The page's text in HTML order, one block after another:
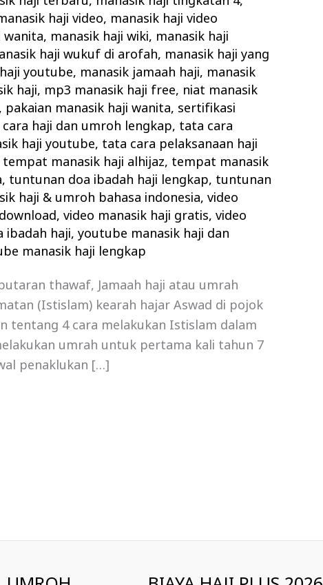
haji video, manasik haji video
wanita, manasik haji wiki, manasik haji
haji wukuf di arofah, manasik haji yang
youtube, manasik jamaah haji, manasik
haji, mp3 manasik haji free, niat manasik
pakaian manasik haji wanita, sertifikasi
haji dan umroh lengkap, tata cara
haji youtube, tata cara pelaksanaan haji
tempat manasik haji alhijaz, tempat manasik
, tuntunan doa ibadah haji lengkap, tuntunan
haji & umroh bahasa indonesia,video
,video manasik haji gratis,video
ibadah haji,youtube manasik haji dan
manasik haji lengkap
thawaf, Jamaah haji atau umrah
(Istislam) kearah hajar Aswad di pojok
tentang 4 cara melakukan Istislam dalam
umrah untuk pertama kali tahun 7
penaklukan […]